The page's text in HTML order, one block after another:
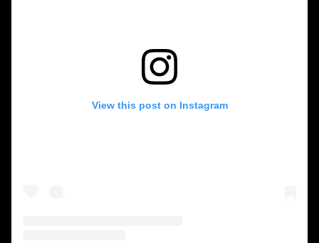
View this post on Instagram